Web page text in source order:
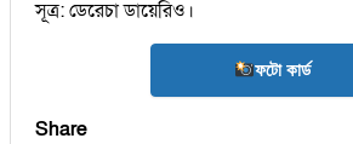
সূত্র: ডেরেচা ডায়েরিও।
ফটো কার্ড
Share